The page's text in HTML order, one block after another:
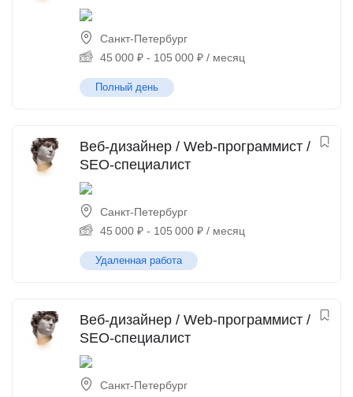
Санкт-Петербург
45 000 ₽ - 105 000 ₽ / месяц
Полный день
Веб-дизайнер / Web-программист /
SEO-специалист
Санкт-Петербург
45 000 ₽ - 105 000 ₽ / месяц
Удаленная работа
Веб-дизайнер / Web-программист /
SEO-специалист
Санкт-Петербург